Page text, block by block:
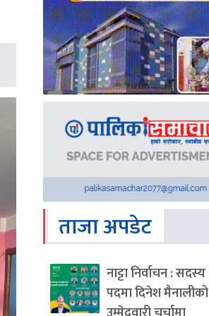
ताजा अपडेट
नाट्टा निर्वाचन : सदस्य
पदमा दिनेश मैनालीको